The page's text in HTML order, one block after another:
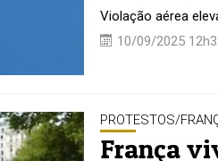
Violação aérea
10/09/2025
PROTESTOS/
França